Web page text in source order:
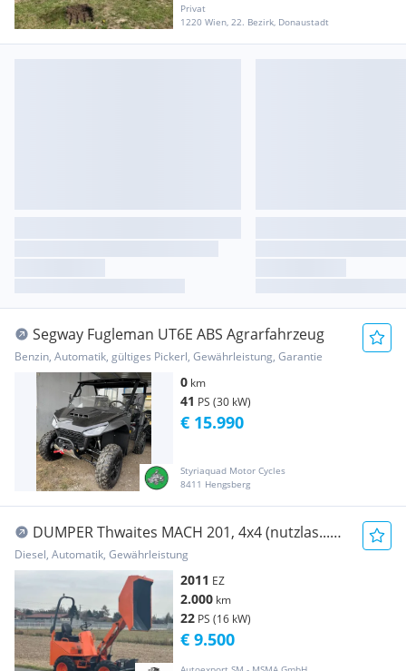
Privat
1220 Wien, 22. Bezirk, Donaustadt
Segway Fugleman UT6E ABS Agrarfahrzeug
Benzin, Automatik, gültiges Pickerl, Gewährleistung, Garantie
0 km
41 PS (30 kW)
Styriaquad Motor Cycles
8411 Hengsberg
€ 15.990
DUMPER Thwaites MACH 201, 4x4 (nutzlas...
Baumaschine
Diesel, Automatik, Gewährleistung
2011 EZ
2.000 km
22 PS (16 kW)
€ 9.500